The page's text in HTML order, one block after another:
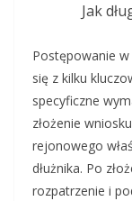
Jak
Postępowanie w
się z kilku
specyficzne
złożenie
rejonowego
dłużnika. Po
rozpatrzenie i